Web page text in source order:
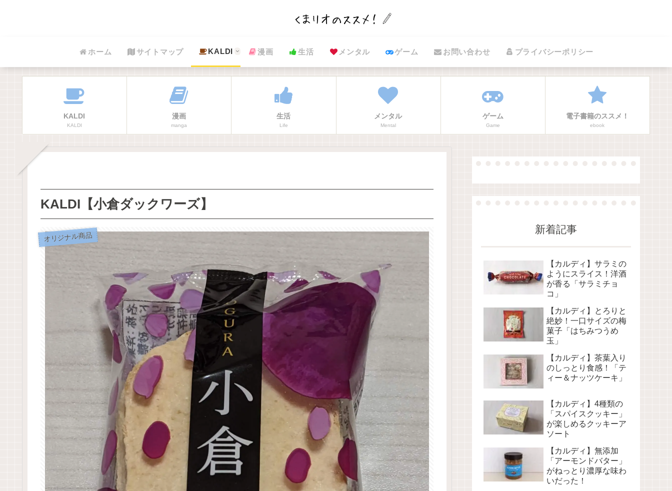
ホーム サイトマップ KALDI 漫画 生活 メンタル ゲーム お問い合わせ プライバシーポリシー
KALDI
KALDI
漫画
manga
生活
Life
メンタル
Mental
ゲーム
Game
電子書籍のススメ！
ebook
KALDI【小倉ダックワーズ】
オリジナル商品
新着記事
【カルディ】サラミの
ようにスライス！洋酒
が香る「サラミチョ
コ」
【カルディ】とろりと
絶妙！一口サイズの梅
菓子「はちみつうめ
玉」
【カルディ】茶葉入り
のしっとり食感！「テ
ィー＆ナッツケーキ」
【カルディ】4種類の
「スパイスクッキー」
が楽しめるクッキーア
ソート
【カルディ】無添加
「アーモンドバター」
がねっとり濃厚な味わ
いだった！